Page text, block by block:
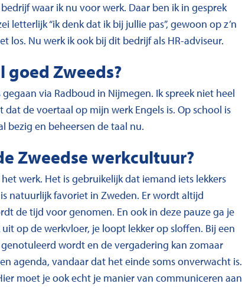
waar ik nu voor werk. Daar ben ik in gesprek
letterlijk “ik denk dat ik bij jullie pas”, gewoon op z’n
los. Nu werk ik ook bij dit bedrijf als HR-adviseur.
goed Zweeds?
via Radboud in Nijmegen. Ik spreek niet heel
de voertaal op mijn werk Engels is. Op school is
bezig en beheersen de taal nu.
Zweedse werkcultuur?
werk. Het is gebruikelijk dat iemand iets lekkers
natuurlijk favoriet in Zweden. Er wordt altijd
de tijd voor genomen. En ook in deze pauze ga je
op de werkvloer, je loopt lekker op sloffen. Bij een
wordt en de vergadering kan zomaar
agenda, vandaar dat het einde soms onverwacht is.
moet je ook echt je manier van communiceren aan